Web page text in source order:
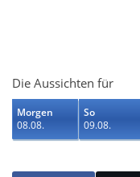
Die Aussichten für
Morgen
08.08.
So
09.08.